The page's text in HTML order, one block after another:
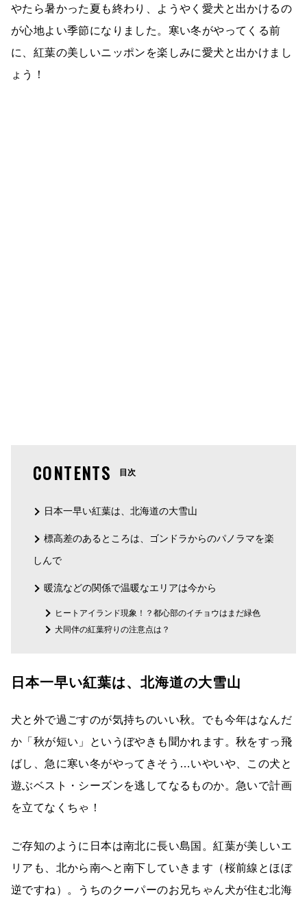
やたら暑かった夏も終わり、ようやく愛犬と出かけるの
が心地よい季節になりました。寒い冬がやってくる前
に、紅葉の美しいニッポンを楽しみに愛犬と出かけまし
ょう！
CONTENTS 目次
日本一早い紅葉は、北海道の大雪山
標高差のあるところは、ゴンドラからのパノラマを楽
しんで
暖流などの関係で温暖なエリアは今から
ヒートアイランド現象！？都心部のイチョウはまだ緑色
犬同伴の紅葉狩りの注意点は？
日本一早い紅葉は、北海道の大雪山
犬と外で過ごすのが気持ちのいい秋。でも今年はなんだ
か「秋が短い」というぼやきも聞かれます。秋をすっ飛
ばし、急に寒い冬がやってきそう…いやいや、この犬と
遊ぶベスト・シーズンを逃してなるものか。急いで計画
を立てなくちゃ！
ご存知のように日本は南北に長い島国。紅葉が美しいエ
リアも、北から南へと南下していきます（桜前線とほぼ
逆ですね）。うちのクーパーのお兄ちゃん犬が住む北海